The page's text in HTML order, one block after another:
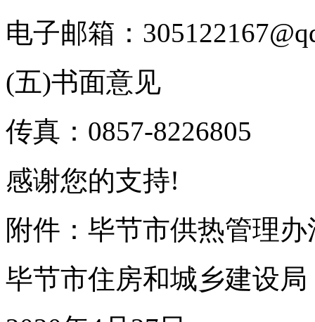
电子邮箱：
(五)书面意见
传真：0857-8226805
感谢您的支持!
附件：毕节市供热管理
毕节市住房和城乡建设局